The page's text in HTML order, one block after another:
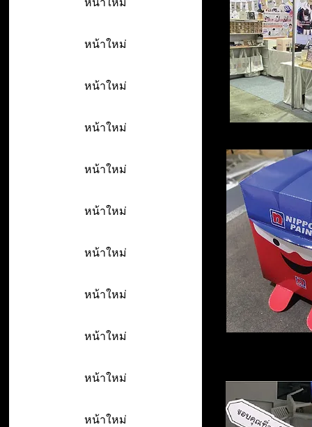
หน้าใหม่
หน้าใหม่
หน้าใหม่
หน้าใหม่
หน้าใหม่
หน้าใหม่
หน้าใหม่
หน้าใหม่
หน้าใหม่
หน้าใหม่